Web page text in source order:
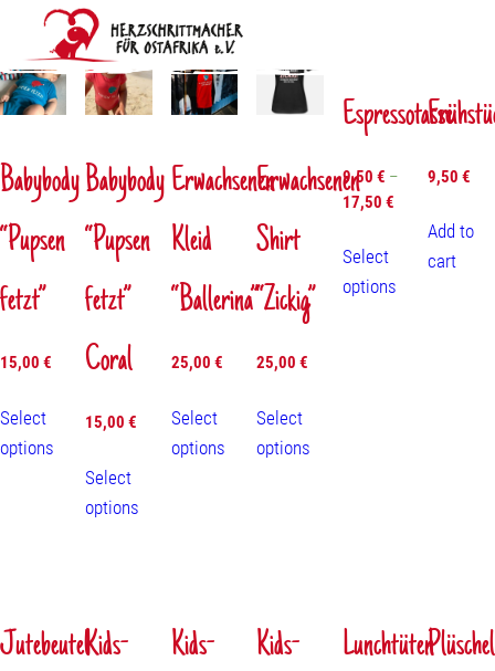
Warenkorb Spenden Onlineshop Verein
Fördermitglied werden Galerie
Showing all 21 results
Babybody
“Pupsen
fetzt”
15,00 €
Select
options
Babybody
“Pupsen
fetzt”
Coral
15,00€
Select
options
Erwachsenen
Kleid
“Ballerina”
25,00 €
Select
options
Erwachsenen
Shirt
“Zickig”
25,00€
Select
options
Espressotasse
9,50 € –
17,50 €
Select
options
9,50€
Add to
cart
JutebeutelKids-
Kids-
Kids-
Lunchtüten